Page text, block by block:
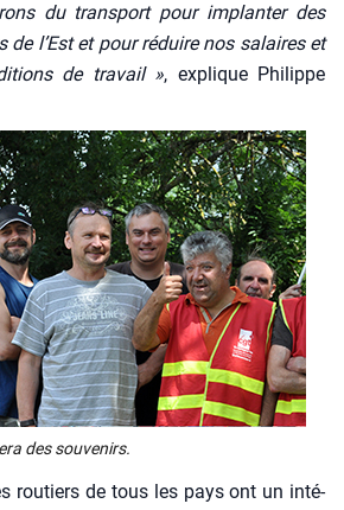
du trans­port pour implan­ter des
de l’Est et pour réduire nos salaires et
de tra­vail », explique Phi­lippe
des sou­ve­nirs.
rou­tiers de tous les pays ont un inté­